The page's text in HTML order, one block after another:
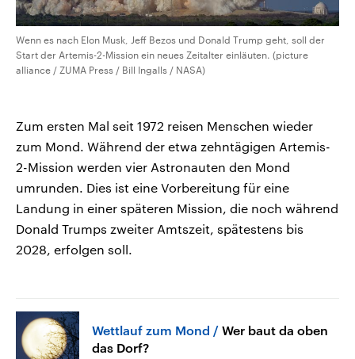
Wenn es nach Elon Musk, Jeff Bezos und Donald Trump geht, soll der
Start der Artemis-2-Mission ein neues Zeitalter einläuten. (picture
alliance / ZUMA Press / Bill Ingalls / NASA)
Zum ersten Mal seit 1972 reisen Menschen wieder
zum Mond. Während der etwa zehntägigen Artemis-
2-Mission werden vier Astronauten den Mond
umrunden. Dies ist eine Vorbereitung für eine
Landung in einer späteren Mission, die noch während
Donald Trumps zweiter Amtszeit, spätestens bis
2028, erfolgen soll.
Wettlauf zum Mond
Wer baut da oben
das Dorf?